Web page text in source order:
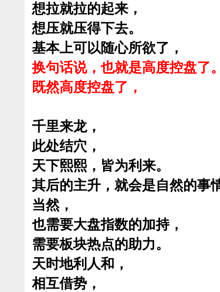
想拉就拉的起来，
想压就压得下去。
基本上可以随心所欲了，
换句话说，也就是高度控盘了
既然高度控盘了，
千里来龙，
此处结穴，
天下熙熙，皆为利来。
其后的主升，就会是自然的事
当然，
也需要大盘指数的加持，
需要板块热点的助力。
天时地利人和，
相互借势，